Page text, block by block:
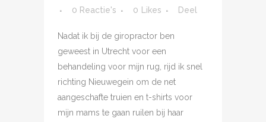
0 Reactie's
0 Likes Deel
Nadat ik bij de giropractor ben
geweest in Utrecht voor een
behandeling voor mijn rug, rijd ik snel
richting Nieuwegein om de net
aangeschafte truien en t-shirts voor
mijn mams te gaan ruilen bij haar